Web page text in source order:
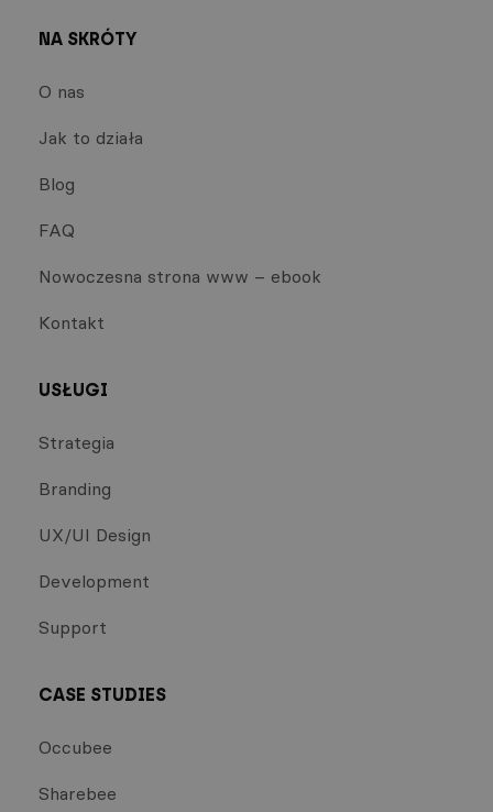
NA SKRÓTY
O nas
Jak to działa
Blog
FAQ
Nowoczesna strona www – ebook
Kontakt
USŁUGI
Strategia
Branding
UX/UI Design
Development
Support
CASE STUDIES
Occubee
Sharebee